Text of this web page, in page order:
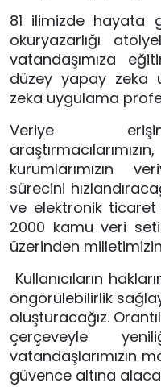
81 ilimizde hayata
okuryazarlığı
vatandaşımıza
düzey yapay zeka
zeka uygulama
Veriye
kurumlarımızın
sürecini
ve elektronik
2000 kamu veri
üzerinden
öngörülebilirlik
oluşturacağız.
çerçeveyle
vatandaşlarımızın
güvence altına